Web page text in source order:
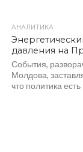
АНАЛИТИКА
давления на
События,
Молдова,
что политика